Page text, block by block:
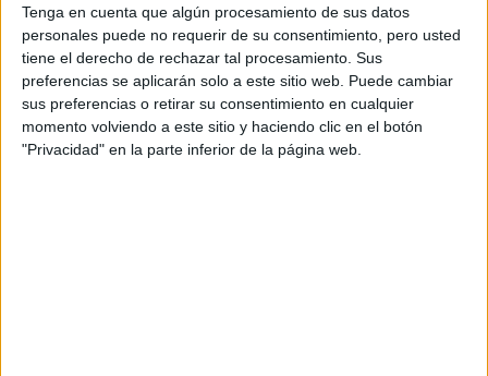
Tenga en cuenta que algún procesamiento de sus datos
personales puede no requerir de su consentimiento, pero usted
tiene el derecho de rechazar tal procesamiento. Sus
preferencias se aplicarán solo a este sitio web. Puede cambiar
sus preferencias o retirar su consentimiento en cualquier
momento volviendo a este sitio y haciendo clic en el botón
"Privacidad" en la parte inferior de la página web.